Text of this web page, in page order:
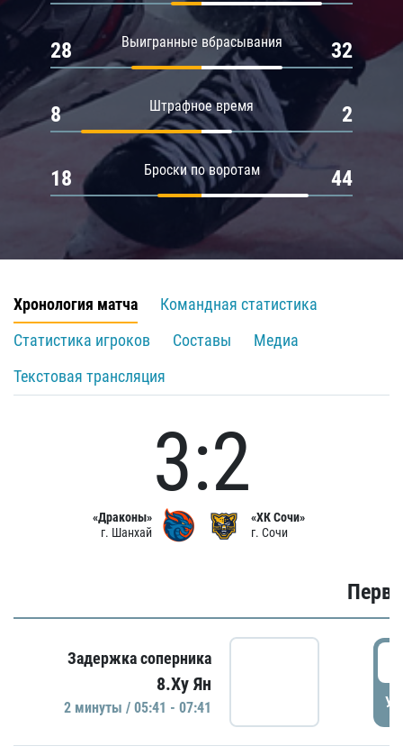
Выигранные вбрасывания
28 32
Штрафное время
8 2
Броски по воротам
18 44
Хронология матча
Командная статистика
Статистика игроков
Составы
Медиа
Текстовая трансляция
«Драконы»
г. Шанхай
3:2
«ХК Сочи»
г. Сочи
Задержка соперника
8.Ху Ян
2 минуты / 05:41 - 07:41